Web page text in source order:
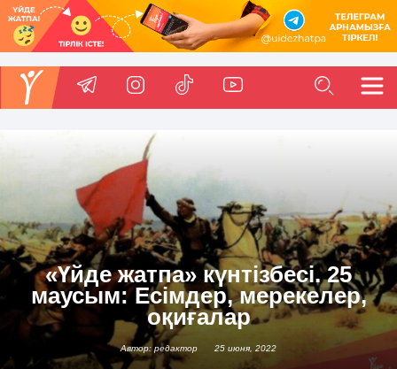
«Үйде жатпа» күнтізбесі. 25
маусым: Есімдер, мерекелер,
оқиғалар
Автор: редактор 25 июня, 2022